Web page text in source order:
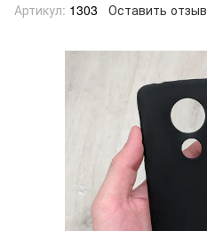
Артикул: 1303 Оставить отзыв